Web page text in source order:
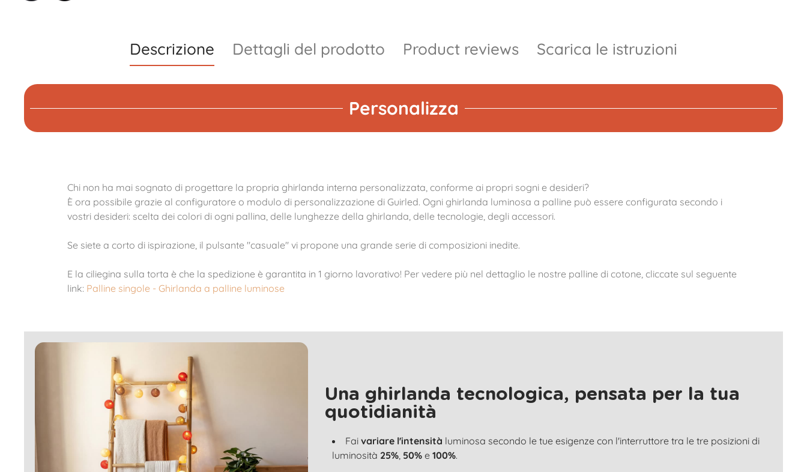
e
r
Descrizione Dettagli del prodotto Product reviews Scarica le istruzioni
Personalizza
Chi non ha mai sognato di progettare la propria ghirlanda interna personalizzata, conforme ai propri sogni e desideri?
È ora possibile grazie al configuratore o modulo di personalizzazione di Guirled. Ogni ghirlanda luminosa a palline può essere configurata secondo i
vostri desideri: scelta dei colori di ogni pallina, delle lunghezze della ghirlanda, delle tecnologie, degli accessori.
Se siete a corto di ispirazione, il pulsante "casuale" vi propone una grande serie di composizioni inedite.
E la ciliegina sulla torta è che la spedizione è garantita in 1 giorno lavorativo! Per vedere più nel dettaglio le nostre palline di cotone, cliccate sul seguente
link: Palline singole - Ghirlanda a palline luminose
Una ghirlanda tecnologica, pensata per la tua
quotidianità
Fai variare l'intensità luminosa secondo le tue esigenze con l'interruttore tra le tre posizioni di
luminosità 25%, 50%e 100%.